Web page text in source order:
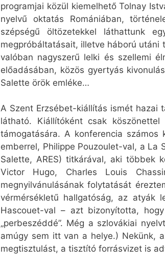
programjai közül kiemelhető Tolnay
nyelvű oktatás Romániában,
szépségű öltözetekkel láthattunk
megpróbáltatásait, illetve háború utáni
valóban nagyszerű lelki és szellemi
előadásában, közös gyertyás
Salette örök emléke…
A Szent Erzsébet-kiállítás ismét hazai
látható. Kiállítóként csak
támogatására. A konferencia
emberrel, Philippe Pouzoulet-val, a La
Salette, ARES) titkárával, aki többek
Victor Hugo, Charles Louis
megnyilvánulásának folytatását
vérmérsékletű hallgatóság, az atyák
Hascouet-val – azt bizonyította,
„perbeszéddé”. Még a szlovákiai
amúgy sem itt van a helye.) Nekünk,
megtisztulást, a tisztító forrásvizet is